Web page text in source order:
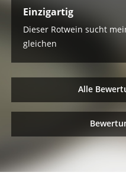
Einzigartig
Dieser Rotwein sucht
gleichen
Alle